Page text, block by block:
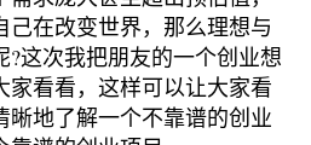
己在改变世界，那么理想与
这次我把朋友的一个创业想
家看看，这样可以让大家看
晰地了解一个不靠谱的创业